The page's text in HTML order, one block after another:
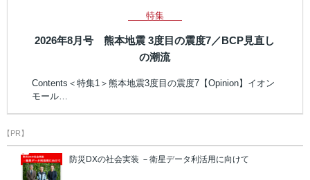
特集
2026年8月号 熊本地震 3度目の震度7／BCP見直し
の潮流
Contents＜特集1＞熊本地震3度目の震度7【Opinion】イオン
モール…
【PR】
防災DXの社会実装 －衛星データ利活用に向けて